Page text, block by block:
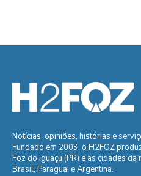
Notícias, opiniões, histórias e
Fundado em 2003, o H2FOZ
Foz do Iguaçu (PR) e as cidades
Brasil, Paraguai e Argentina.